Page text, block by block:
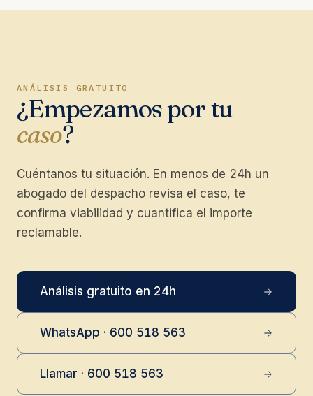
ANÁLISIS GRATUITO
¿Empezamos por tu
caso?
Cuéntanos tu situación. En menos de 24h un
abogado del despacho revisa el caso, te
confirma viabilidad y cuantifica el importe
reclamable.
Análisis gratuito en 24h
WhatsApp · 600 518 563
Llamar · 600 518 563